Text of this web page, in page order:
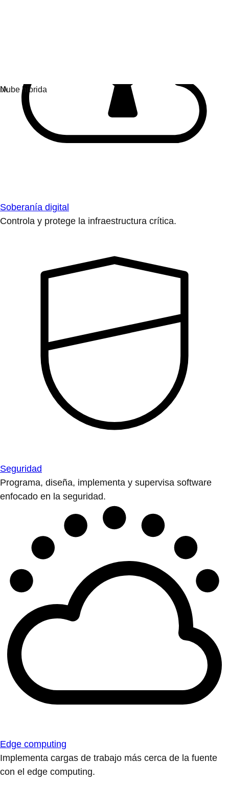
Soberanía digital
Controla y protege la infraestructura crítica.
Seguridad
Programa, diseña, implementa y supervisa software
enfocado en la seguridad.
Edge computing
Implementa cargas de trabajo más cerca de la fuente
con el edge computing.